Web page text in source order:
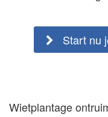
Start nu
Wietplantage